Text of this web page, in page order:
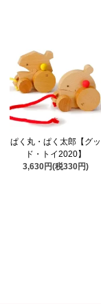
ぱく丸・ぱく太郎【グッ
ド・トイ2020】
3,630円(税330円)